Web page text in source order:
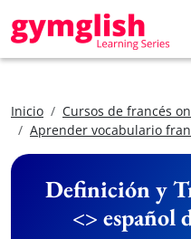
Inicio
Cursos de francés
Aprender vocabulario
Definición y
<> español